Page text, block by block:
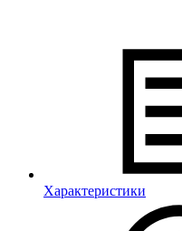
Характеристики